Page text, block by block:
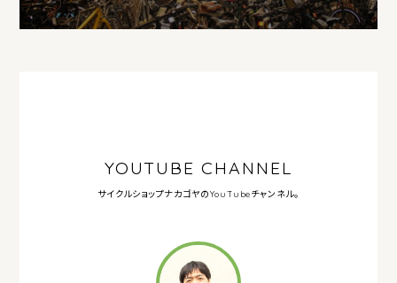
YOUTUBE CHANNEL
サイクルショップナカゴヤのYouTubeチャンネル。